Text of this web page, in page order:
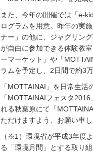
また、今年の開催では「e-
ログラムを用意。昨年の実
ナー」の他に、ジャグリン
が自由に参加できる体験教
ーマーケット」や「
ラムを予定し、2日間で約3
「MOTTAINAI」を日常生
「MOTTAINAIフェスタ
れる秋葉原にて「
ただけますよう、お願い申し
（※1）環境省が平成3年度
る「環境月間」とする取り組